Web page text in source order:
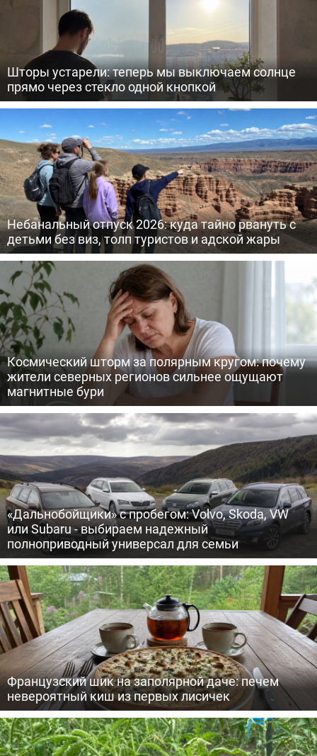
Шторы устарели: теперь мы выключаем солнце
прямо через стекло одной кнопкой
Небанальный отпуск 2026: куда тайно рвануть с
детьми без виз, толп туристов и адской жары
Космический шторм за полярным кругом: почему
жители северных регионов сильнее ощущают
магнитные бури
«Дальнобойщики» с пробегом: Volvo, Skoda, VW
или Subaru - выбираем надежный
полноприводный универсал для семьи
Французский шик на заполярной даче: печем
невероятный киш из первых лисичек